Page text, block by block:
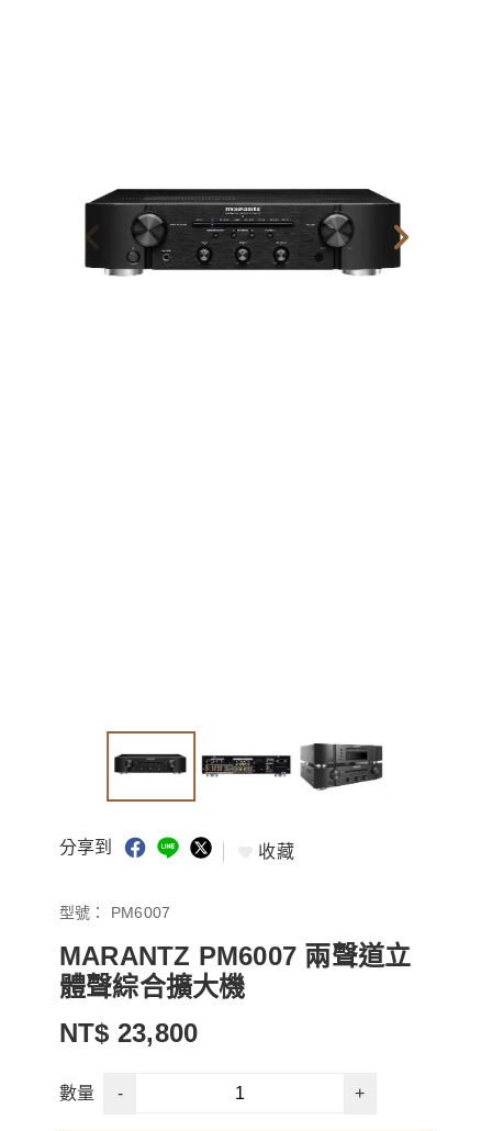
分享到 收藏
型號： PM6007
MARANTZ PM6007 兩聲道立
體聲綜合擴大機
NT$ 23,800
數量 - +